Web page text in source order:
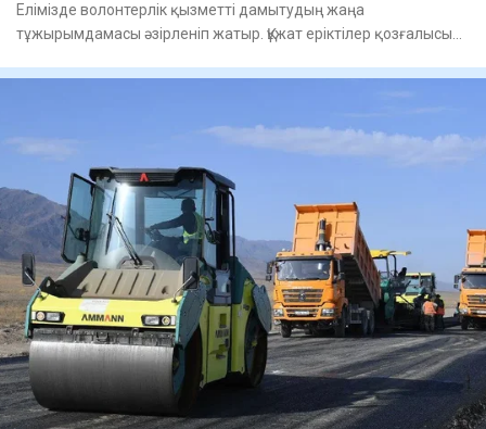
Елімізде волонтерлік қызметті дамытудың жаңа
тұжырымдамасы әзірленіп жатыр. Құжат еріктілер қозғалысын